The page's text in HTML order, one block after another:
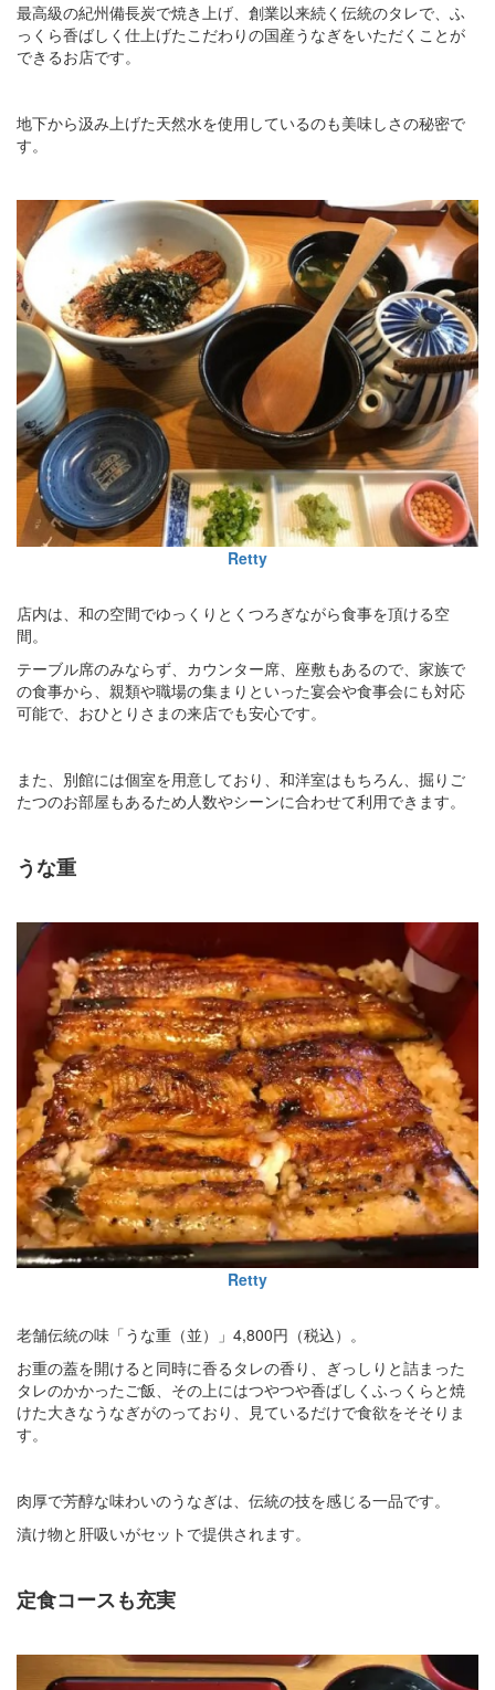
最高級の紀州備長炭で焼き上げ、創業以来続く伝統のタレで、ふ
っくら香ばしく仕上げたこだわりの国産うなぎをいただくことが
できるお店です。
地下から汲み上げた天然水を使用しているのも美味しさの秘密で
す。
Retty
店内は、和の空間でゆっくりとくつろぎながら食事を頂ける空
間。
テーブル席のみならず、カウンター席、座敷もあるので、家族で
の食事から、親類や職場の集まりといった宴会や食事会にも対応
可能で、おひとりさまの来店でも安心です。
また、別館には個室を用意しており、和洋室はもちろん、掘りご
たつのお部屋もあるため人数やシーンに合わせて利用できます。
うな重
Retty
老舗伝統の味「うな重（並）」4,800円（税込）。
お重の蓋を開けると同時に香るタレの香り、ぎっしりと詰まった
タレのかかったご飯、その上にはつやつや香ばしくふっくらと焼
けた大きなうなぎがのっており、見ているだけで食欲をそそりま
す。
肉厚で芳醇な味わいのうなぎは、伝統の技を感じる一品です。
漬け物と肝吸いがセットで提供されます。
定食コースも充実